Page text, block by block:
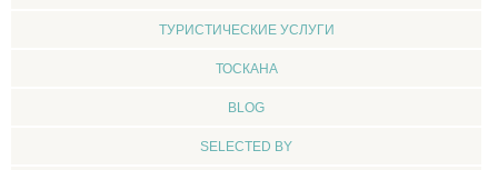
ТУРИСТИЧЕСКИЕ УСЛУГИ
ТОСКАНА
BLOG
SELECTED BY